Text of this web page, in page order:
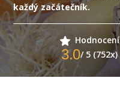
každý začátečník.
Hodnocení
3.0/ 5 (752x)